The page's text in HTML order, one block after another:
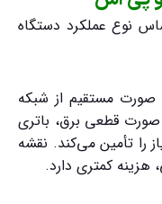
نوع عملکرد دستگاه
صورت مستقیم از شبکه
قطعی برق، باتری
را تأمین می‌کند. نقشه
هزینه کمتری دارد.